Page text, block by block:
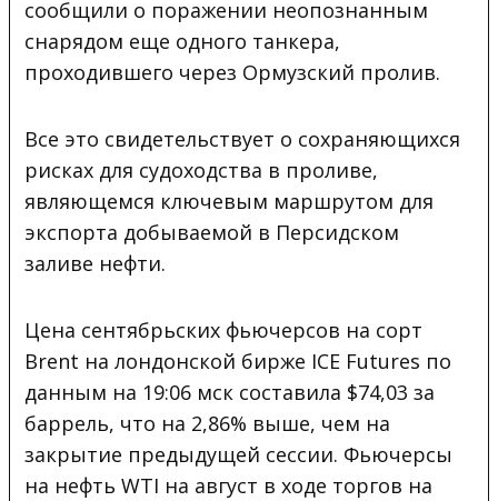
сообщили о поражении неопознанным
снарядом еще одного танкера,
проходившего через Ормузский пролив.
Все это свидетельствует о сохраняющихся
рисках для судоходства в проливе,
являющемся ключевым маршрутом для
экспорта добываемой в Персидском
заливе нефти.
Цена сентябрьских фьючерсов на сорт
Brent на лондонской бирже ICE Futures по
данным на 19:06 мск составила $74,03 за
баррель, что на 2,86% выше, чем на
закрытие предыдущей сессии. Фьючерсы
на нефть WTI на август в ходе торгов на